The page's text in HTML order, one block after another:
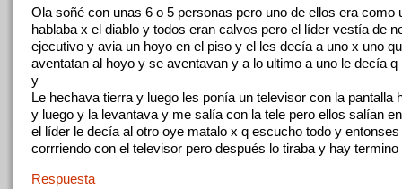
Ola soñé con unas 6 o 5 personas pero uno de ellos era como
hablaba x el diablo y todos eran calvos pero el líder vestía de
ejecutivo y avia un hoyo en el piso y el les decía a uno x uno
aventatan al hoyo y se aventavan y a lo ultimo a uno le decía q
y
Le hechava tierra y luego les ponía un televisor con la pantalla
y luego y la levantava y me salía con la tele pero ellos salían
el líder le decía al otro oye matalo x q escucho todo y
corrriendo con el televisor pero después lo tiraba y hay termino
Respuesta